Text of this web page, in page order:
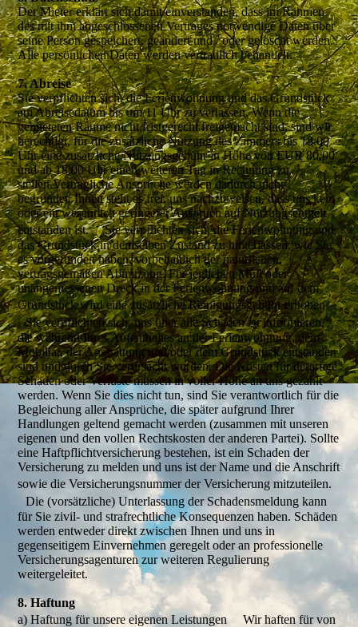
Der Mieter erklärt sich damit einverstanden, dass im Rahmen
des mit ihm abgeschlossenen Vertrages notwendige Daten über
seine Person gespeichert, geändert und / oder gelöscht werden.
Alle persönlichen Daten werden vertraulich behandelt.
7. Abreise
Sie verpflichten sich, die Ferienwohnung und das Grundstück
am Abreisedatum bis um 11 Uhr zu verlassen. Wenn die
gemieteten Räume nicht fristgerecht freigemacht sind, sind wir
berechtigt, für die zusätzliche Nutzung des Zimmers bis 18:00
Uhr eine zusätzliche Nutzungsgebühr in Höhe von EUR 80,00
und ab 18:00 Uhr einen weiteren Tag in Rechnung zu
stellen.Vertragliche Ansprüche werden dadurch nicht
begründet. Ihnen steht es frei, uns nachzuweisen, dass uns kein
oder ein wesentlich geringerer Anspruch auf Nutzungsentgelt
entstanden ist. Sie verpflichten sich, die Ferienwohnung und
das Grundstück in demselben Zustand zu hinterlassen, wie Sie
es vorgefunden haben, vorbehaltlich der natürlichen,
vertragsgemäßen Abnutzung. Für jeglichen Müll oder
unangemessenen Dreck in der Ferienwohnung und auf dem
Grundstück wird eine zusätzliche Reinigungsgebühr erhoben.
Sie verpflichten sich, uns über alle Schäden zu informieren,
die während Ihres Aufenthaltes an der Ferienwohnung, dem
Mobiliar, der Ausstattung und/oder dem Grundstück entstanden
sind und durch Sie verursacht wurden. Die Kosten für derartige
Schäden oder Verluste müssen in voller Höhe an uns gezahlt
werden. Wenn Sie dies nicht tun, sind Sie verantwortlich für die
Begleichung aller Ansprüche, die später aufgrund Ihrer
Handlungen geltend gemacht werden (zusammen mit unseren
eigenen und den vollen Rechtskosten der anderen Partei). Sollte
eine Haftpflichtversicherung bestehen, ist ein Schaden der
Versicherung zu melden und uns ist der Name und die Anschrift
sowie die Versicherungsnummer der Versicherung mitzuteilen.
Die (vorsätzliche) Unterlassung der Schadensmeldung kann
für Sie zivil- und strafrechtliche Konsequenzen haben. Schäden
werden entweder direkt zwischen Ihnen und uns in
gegenseitigem Einvernehmen geregelt oder an professionelle
Versicherungsagenturen zur weiteren Regulierung
weitergeleitet.
8. Haftung
a) Haftung für unsere eigenen Leistungen Wir haften für von